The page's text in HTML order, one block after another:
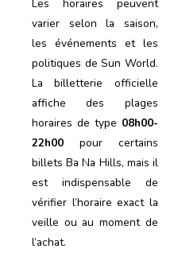
Les horaires peuvent
varier selon la saison,
les événements et les
politiques de Sun World.
La billetterie officielle
affiche des plages
horaires de type 08h00-
22h00 pour certains
billets Ba Na Hills, mais il
est indispensable de
vérifier l’horaire exact la
veille ou au moment de
l’achat.